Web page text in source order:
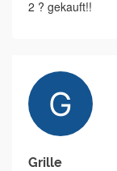
2 ? gekauft!!
Grille